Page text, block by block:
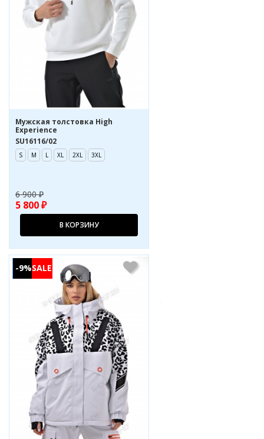
Мужская толстовка High
Experience
SU16116/02
S M L XL 2XL 3XL
6 900 ₽
5 800 ₽
В КОРЗИНУ
-9%